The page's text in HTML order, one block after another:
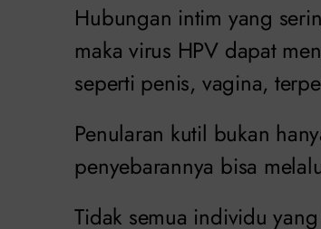
Hubungan intim yang
maka virus HPV dapat
seperti penis, vagina,
Penularan kutil bukan
penyebarannya bisa
Tidak semua individu